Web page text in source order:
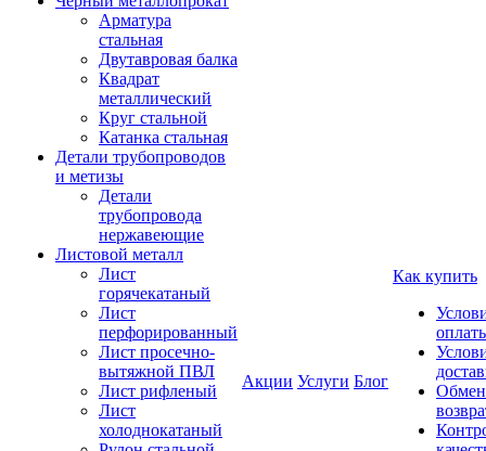
Арматура
стальная
Двутавровая балка
Квадрат
металлический
Круг стальной
Катанка стальная
Детали трубопроводов
и метизы
Детали
трубопровода
нержавеющие
Листовой металл
Лист
горячекатаный
Лист
перфорированный
Лист просечно-
вытяжной ПВЛ
Лист рифленый
Лист
холоднокатаный
Акции Услуги Блог
Как купить